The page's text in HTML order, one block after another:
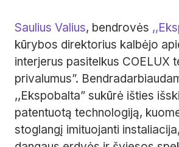
Saulius Valius, bendrovės
kūrybos direktorius kalbėjo
interjerus pasitelkus COELUX
privalumus”.
,,Ekspobalta” sukūrė išties
patentuotą technologiją,
stoglangį imituojanti